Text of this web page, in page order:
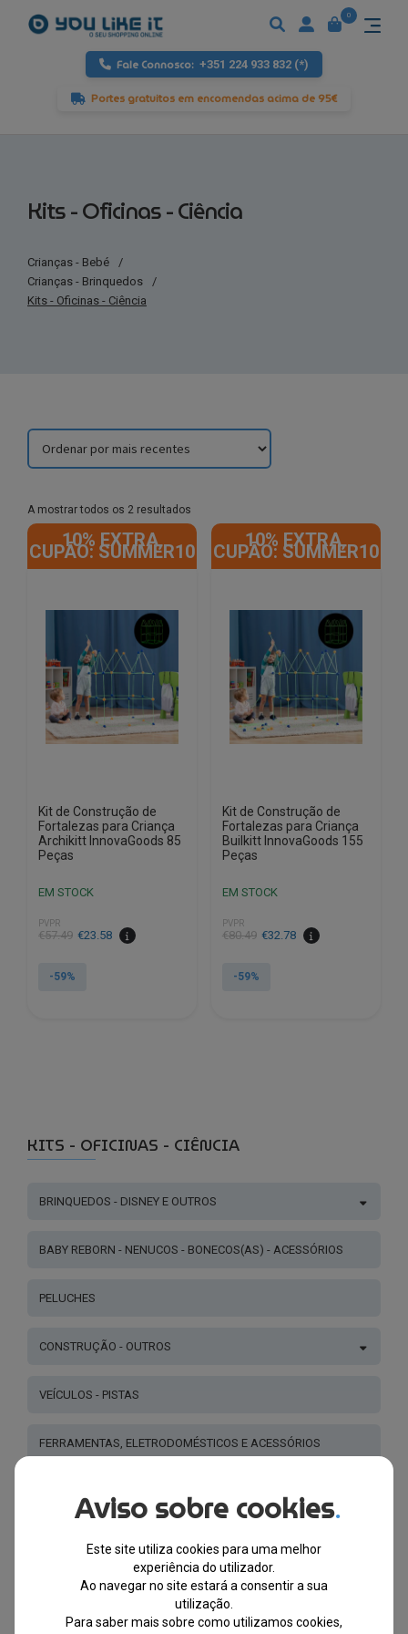
Fale Connosco: +351 224 933 832 (*)
Portes gratuitos em encomendas acima de 95€
0
Kits - Oficinas - Ciência
Crianças - Bebé
/
Crianças - Brinquedos
/
Kits - Oficinas - Ciência
A mostrar todos os 2 resultados
by
latest
10% EXTRA,
CUPÃO: SUMMER10
Kit de Construção de
Fortalezas para Criança
Archikitt InnovaGoods 85
Peças
EM STOCK
PVPR
€57.49
O
original
€23.58
O
atual
-59%
10% EXTRA,
CUPÃO: SUMMER10
Kit de Construção de
Fortalezas para Criança
Builkitt InnovaGoods 155
Peças
EM STOCK
PVPR
€80.49
O
original
€32.78
O
atual
-59%
KITS - OFICINAS - CIÊNCIA
BRINQUEDOS - DISNEY E OUTROS
BABY REBORN - NENUCOS - BONECOS(AS) - ACESSÓRIOS
PELUCHES
CONSTRUÇÃO - OUTROS
VEÍCULOS - PISTAS
FERRAMENTAS, ELETRODOMÉSTICOS E ACESSÓRIOS
PLASTICINA
Aviso sobre cookies.
Este site utiliza cookies para uma melhor
experiência do utilizador.
Ao navegar no site estará a consentir a sua
utilização.
Para saber mais sobre como utilizamos cookies,